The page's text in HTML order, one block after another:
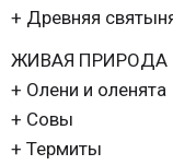
+ Древняя
ЖИВАЯ ПРИРОДА
+ Олени и оленята
+ Совы
+ Термиты